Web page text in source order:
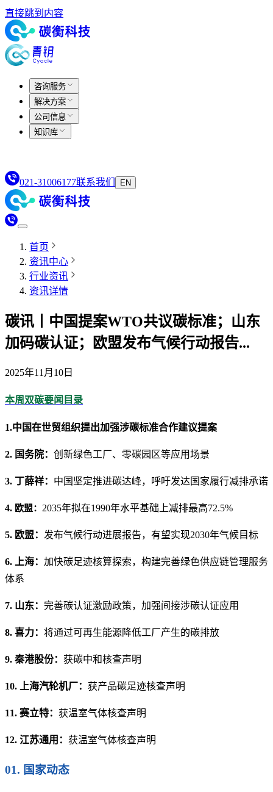
直接跳到内容
咨询服务
解决方案
公司信息
知识库
021-31006177联系我们 EN
首页
资讯中心
行业资讯
资讯详情
碳讯丨中国提案WTO共议碳标准；山东
加码碳认证；欧盟发布气候行动报告...
2025年11月10日
本周双碳要闻目录
1.中国在世贸组织提出加强涉碳标准合作建议提案
2. 国务院： 创新绿色工厂、零碳园区等应用场景
3. 丁薛祥： 中国坚定推进碳达峰，呼吁发达国家履行减排承诺
4. 欧盟： 2035年拟在1990年水平基础上减排最高72.5%
5. 欧盟： 发布气候行动进展报告，有望实现2030年气候目标
6. 上海： 加快碳足迹核算探索，构建完善绿色供应链管理服务
体系
7. 山东： 完善碳认证激励政策，加强间接涉碳认证应用
8. 喜力： 将通过可再生能源降低工厂产生的碳排放
9. 秦港股份： 获碳中和核查声明
10. 上海汽轮机厂： 获产品碳足迹核查声明
11. 赛立特： 获温室气体核查声明
12. 江苏通用： 获温室气体核查声明
01. 国家动态